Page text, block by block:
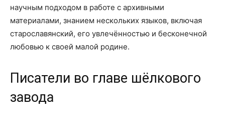
научным подходом в работе с архивными
материалами, знанием нескольких языков, включая
старославянский, его увлечённостью и бесконечной
любовью к своей малой родине.
Писатели во главе шёлкового
завода